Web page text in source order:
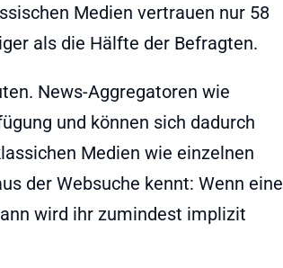
Medien vertrauen nur 58
als die Hälfte der Befragten.
News-Aggregatoren wie
und können sich dadurch
Medien wie einzelnen
der Websuche kennt: Wenn eine
wird ihr zumindest implizit